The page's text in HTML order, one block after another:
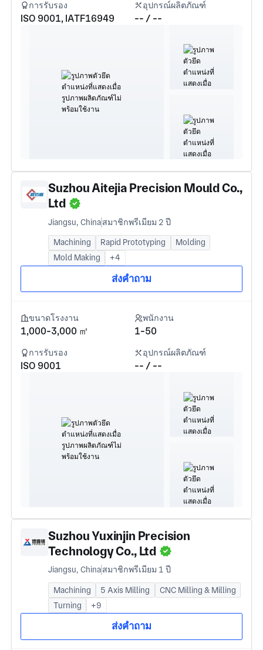
การรับรอง
ISO 9001, IATF16949
อุปกรณ์ผลิตภัณฑ์
-- / --
Suzhou Aitejia Precision Mould Co.,
Ltd
Jiangsu, Chinaสมาชิกพรีเมียม 2 ปี
Machining Rapid Prototyping
Molding
Mold Making
+4
ส่งคำถาม
ขนาดโรงงาน
1,000-3,000 ㎡
พนักงาน
1-50
การรับรอง
ISO 9001
อุปกรณ์ผลิตภัณฑ์
-- / --
Suzhou Yuxinjin Precision
Technology Co., Ltd
Jiangsu, Chinaสมาชิกพรีเมียม 1 ปี
Machining 5 Axis Milling
CNC Milling & Milling
Turning
+9
ส่งคำถาม